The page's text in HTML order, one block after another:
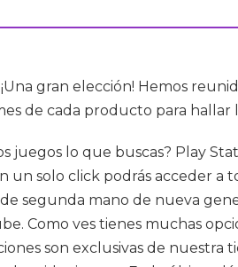
gran elección! Hemos
de cada producto para hallar
juegos lo que buscas? Play
un solo click podrás acceder a
segunda mano de nueva
Como ves tienes muchas
son exclusivas de nuestra